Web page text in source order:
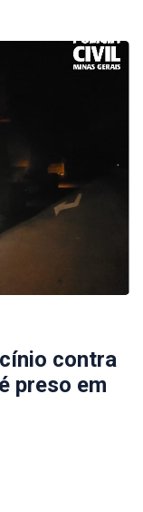
contra
preso em